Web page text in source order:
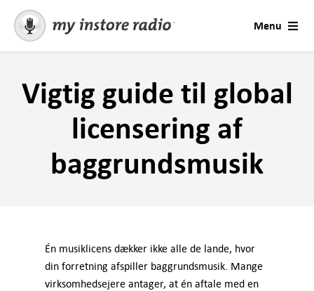
content
Menu
AI Voices
Vigtig guide til global
licensering af
baggrundsmusik
Én musiklicens dækker ikke alle de lande, hvor
din forretning afspiller baggrundsmusik. Mange
virksomhedsejere antager, at én aftale med en